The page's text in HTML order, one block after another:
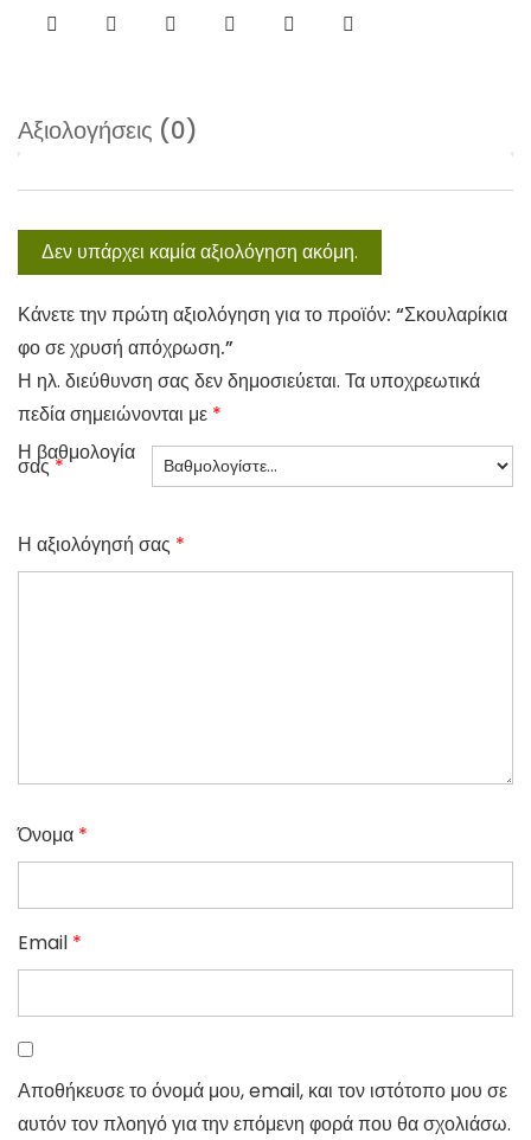
Αξιολογήσεις (0)
Δεν υπάρχει καμία αξιολόγηση ακόμη.
Κάνετε την πρώτη αξιολόγηση για το προϊόν: “Σκουλαρίκια
φο σε χρυσή απόχρωση.”
Η ηλ. διεύθυνση σας δεν δημοσιεύεται. Τα υποχρεωτικά
πεδία σημειώνονται με *
Η βαθμολογία
σας*
Η αξιολόγησή σας *
Όνομα *
Email *
Αποθήκευσε το όνομά μου, email, και τον ιστότοπο μου σε
αυτόν τον πλοηγό για την επόμενη φορά που θα σχολιάσω.